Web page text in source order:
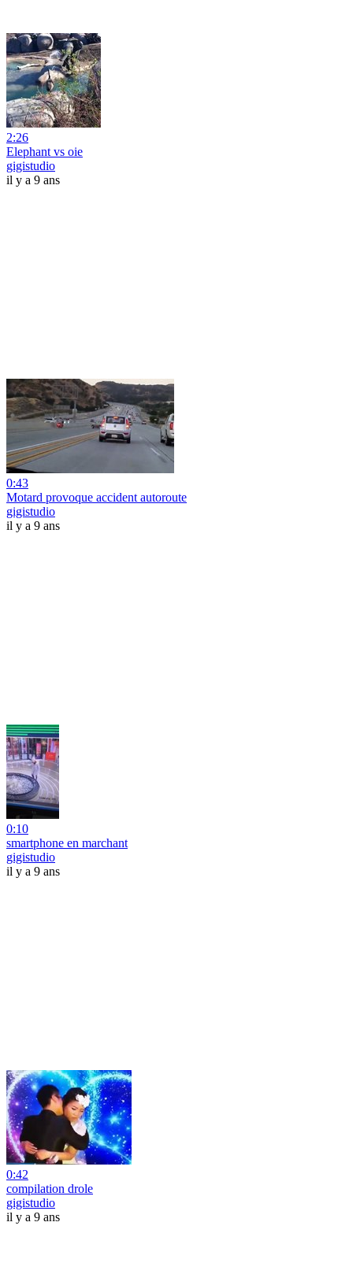
2:26
Elephant vs oie
gigistudio
il y a 9 ans
0:43
Motard provoque accident autoroute
gigistudio
il y a 9 ans
0:10
smartphone en marchant
gigistudio
il y a 9 ans
0:42
compilation drole
gigistudio
il y a 9 ans